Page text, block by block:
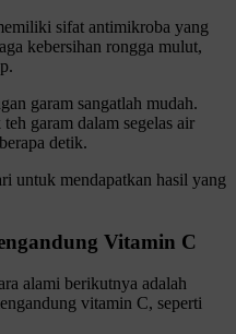
sifat antimikroba yang
kebersihan rongga mulut,
garam sangatlah mudah.
garam dalam segelas air
detik.
untuk mendapatkan hasil yang
Vitamin C
alami berikutnya adalah
vitamin C, seperti